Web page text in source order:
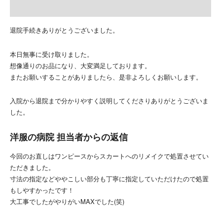
退院手続きありがとうございました。
本日無事に受け取りました。
想像通りのお品になり、大変満足しております。
またお願いすることがありましたら、是非よろしくお願いします。
入院から退院まで分かりやすく説明してくださりありがとうございま
した。
洋服の病院 担当者からの返信
今回のお直しはワンピースからスカートへのリメイクで処置させてい
ただきました。
寸法の指定などややこしい部分も丁寧に指定していただけたので処置
もしやすかったです！
大工事でしたがやりがいMAXでした(笑)